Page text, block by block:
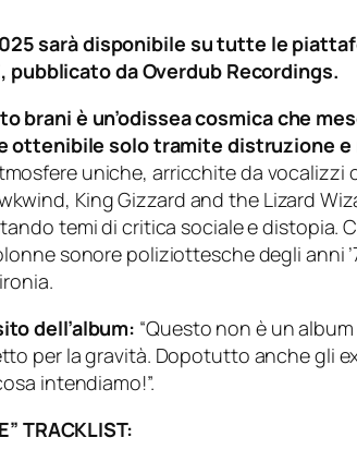
sarà disponibile su tutte le
pubblicato da Overdub Recordings.
brani è un’odissea cosmica che
ottenibile solo tramite distruzione e
uniche, arricchite da
King Gizzard and the Lizard
temi di critica sociale e distopia.
sonore poliziottesche degli anni
dell’album: “Questo non è un
per la gravità. Dopotutto anche gli
intendiamo!”.
TRACKLIST: